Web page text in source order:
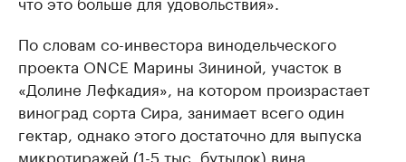
По словам со-инвестора винодельческого
проекта ONCE Марины Зининой, участок в
«Долине Лефкадия», на котором произрастает
виноград сорта Сира, занимает всего один
гектар, однако этого достаточно для выпуска
микротиражей (1-5 тыс. бутылок) вина